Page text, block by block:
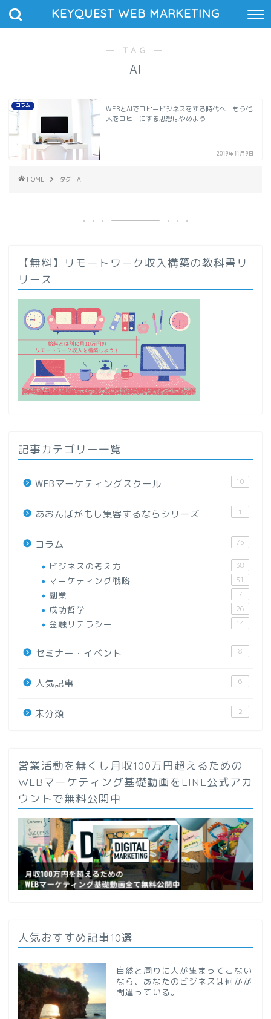
KEYQUEST WEB MARKETING
― TAG ―
AI
コラム
WEBとAIでコピービジネスをする時代へ！もう他
人をコピーにする思想はやめよう！
2019年11月9日
HOME タグ : AI
【無料】リモートワーク収入構築の教科書リ
リース
記事カテゴリー一覧
WEBマーケティングスクール 10
あおんぼがもし集客するならシリーズ 1
コラム 75
ビジネスの考え方 38
マーケティング戦略 31
副業 7
成功哲学 26
金融リテラシー 14
セミナー・イベント 8
人気記事 6
未分類 2
営業活動を無くし月収100万円超えるための
WEBマーケティング基礎動画をLINE公式アカ
ウントで無料公開中
人気おすすめ記事10選
自然と周りに人が集まってこない
なら、あなたのビジネスは何かが
間違っている。